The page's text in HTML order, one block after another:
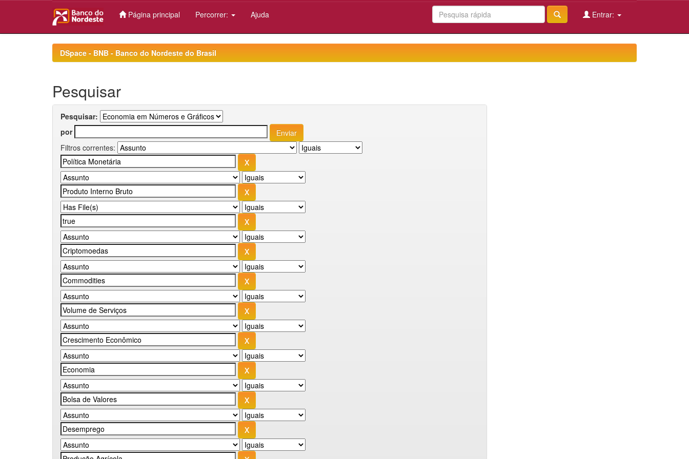
Página principal Percorrer: Ajuda Entrar:
DSpace - BNB - Banco do Nordeste do Brasil
Pesquisar
Pesquisar:
por
Filtros correntes: